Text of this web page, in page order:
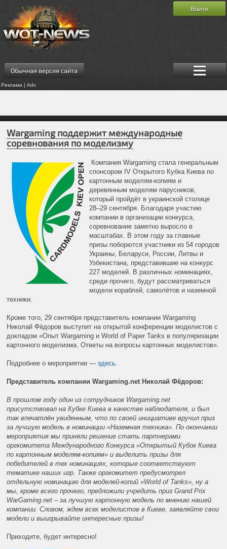
Обычная версия сайта
Реклама | Adv
Войти
Wargaming поддержит международные
соревнования по моделизму
Компания Wargaming стала генеральным
спонсором IV Открытого Кубка Киева по
картонным моделям-копиям и
деревянным моделям парусников,
который пройдёт в украинской столице
28–29 сентября. Благодаря участию
компании в организации конкурса,
соревнование заметно выросло в
масштабах. В этом году за главные
призы поборются участники из 54 городов
Украины, Беларуси, России, Литвы и
Узбекистана, представившие на конкурс
227 моделей. В различных номинациях,
среди прочего, будут рассматриваться
модели кораблей, самолётов и наземной
техники.
Кроме того, 29 сентября представитель компании Wargaming
Николай Фёдоров выступит на открытой конференции моделистов с
докладом «Опыт Wargaming и World of Paper Tanks в популяризации
картонного моделизма. Ответы на вопросы картонных моделистов».
Подробнее о мероприятии —здесь
Представитель компании Wargaming.net Николай Фёдоров:
В прошлом году один из сотрудников Wargaming.net
присутствовал на Кубке Киева в качестве наблюдателя, и был
так впечатлён увиденным, что по своей инициативе вручил приз
за лучшую модель в номинации «Наземная техника». По окончании
мероприятия мы приняли решение стать партнерами
оргкомитета Международного Конкурса «Открытый Кубок Киева
по картонным моделям-копиям» и выделить призы для
победителей в тех номинациях, которые соответствуют
тематике наших игр. Также оргкомитет предусмотрел
отдельную номинацию для моделей-копий «World of Tanks», ну а
мы, кроме всего прочего, предложили учредить приз Grand Prix
WarGaming.net – за лучшую картонную модель по мнению нашей
компании. Словом, ждем всех моделистов в Киеве, заявляйте свои
модели и выигрывайте интересные призы!
Приходите, будет интересно!